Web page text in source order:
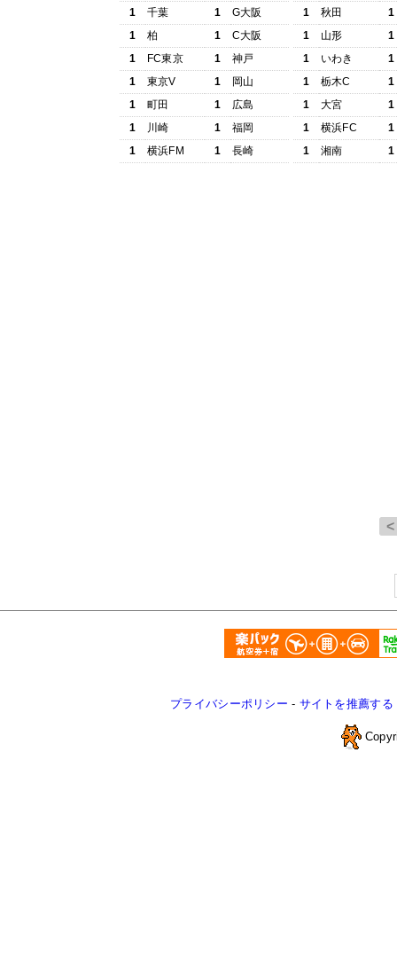
1
千葉 1
G大阪
1
柏 1
C大阪
1
FC東京 1
神戸
1
東京V 1
岡山
1
町田 1
広島
1
川崎 1
福岡
1
横浜FM 1 長崎
1
秋田
1
1
山形
1
1
いわき
1
1
栃木C
1
1
大宮
1
1
横浜FC
1
1
湘南 1
プライバシーポリシー - サイトを推薦する